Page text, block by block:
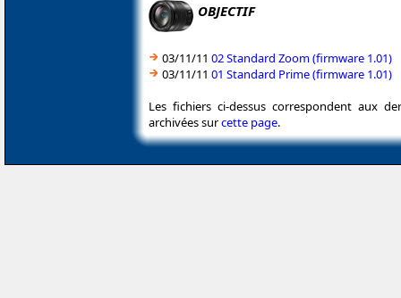
OBJECTIF
03/11/11 02 Standard Zoom (firmware 1.01)
03/11/11 01 Standard Prime (firmware 1.01)
Les fichiers ci-dessus correspondent aux
archivées surcette page.